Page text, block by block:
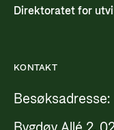
Direktoratet for
KONTAKT
Besøksadresse: